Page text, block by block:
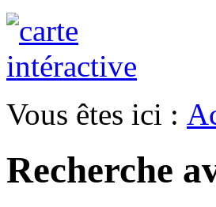
Vous êtes ici :
Recherche